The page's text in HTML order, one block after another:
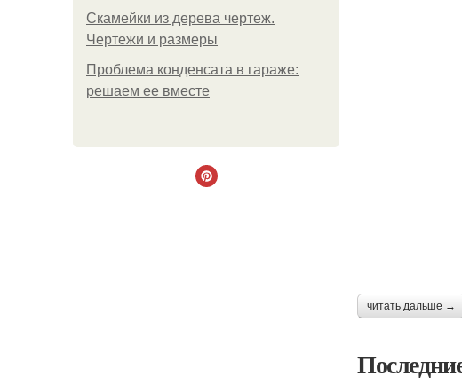
Скамейки из дерева чертеж.
Чертежи и размеры
Проблема конденсата в гараже:
решаем ее вместе
читать дальше →